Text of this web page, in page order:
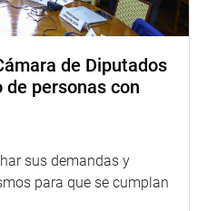
de Diputados
personas con
sus demandas y
para que se cumplan